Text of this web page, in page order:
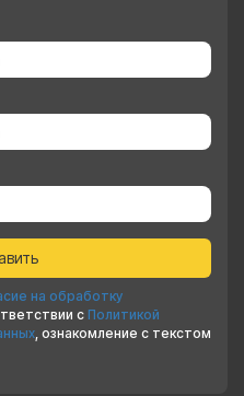
на обработку
с Политикой
, ознакомление с текстом